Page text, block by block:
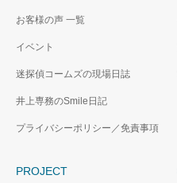
お客様の声 一覧
イベント
迷探偵コームズの現場日誌
井上専務のSmile日記
プライバシーポリシー／免責事項
PROJECT